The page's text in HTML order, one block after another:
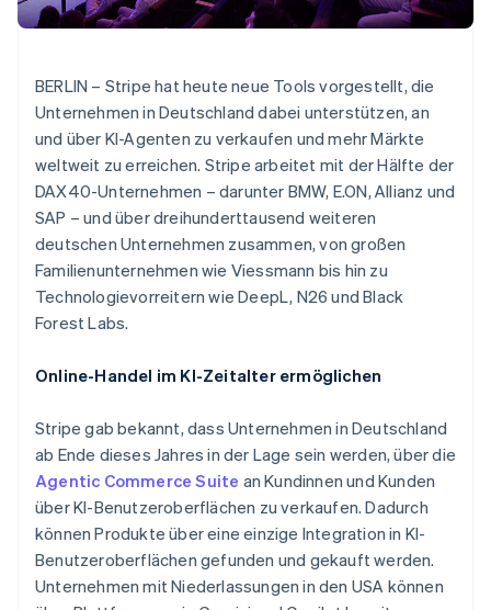
Betrugsprävention
Climate
CO₂-Entnahme
Identity
Online-Identitätsprüfung
Stripe-Sessions 2026
Ecosystem
Stripe App-Marktplatz
BERLIN – Stripe hat heute neue Tools vorgestellt, die
Unternehmen in Deutschland dabei unterstützen, an
und über KI-Agenten zu verkaufen und mehr Märkte
weltweit zu erreichen. Stripe arbeitet mit der Hälfte der
DAX40-Unternehmen – darunter BMW, E.ON, Allianz und
SAP – und über dreihunderttausend weiteren
deutschen Unternehmen zusammen, von großen
Familienunternehmen wie Viessmann bis hin zu
Technologievorreitern wie DeepL, N26 und Black
Forest Labs.
Online-Handel im KI-Zeitalter ermöglichen
Stripe gab bekannt, dass Unternehmen in Deutschland
ab Ende dieses Jahres in der Lage sein werden, über die
Agentic Commerce Suite an Kundinnen und Kunden
über KI-Benutzeroberflächen zu verkaufen. Dadurch
können Produkte über eine einzige Integration in KI-
Benutzeroberflächen gefunden und gekauft werden.
Unternehmen mit Niederlassungen in den USA können
Australien
English